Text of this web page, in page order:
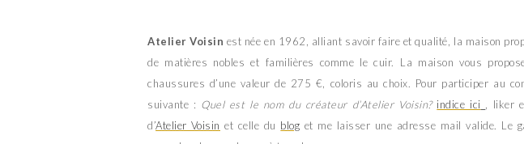
Atelier Voisin est née en 1962, alliant savoir faire et qualité, la maison
de matières nobles et familières comme le cuir. La maison vous
chaussures d’une valeur de 275 €, coloris au choix. Pour participer au
suivante : Quel est le nom du créateur d’Atelier Voisin? indice ici , liker
d’Atelier Voisin et celle du blog et me laisser une adresse mail valide. Le